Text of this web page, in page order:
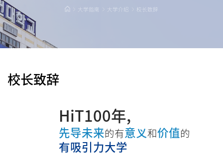
大学指南 大学介绍 校长致辞
校长致辞
HiT100年,
先导未来的有意义和价值的
有吸引力大学